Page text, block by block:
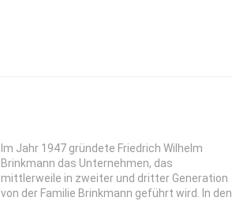
Im Jahr 1947 gründete Friedrich Wilhelm
Brinkmann das Unternehmen, das
mittlerweile in zweiter und dritter Generation
von der Familie Brinkmann geführt wird. In den